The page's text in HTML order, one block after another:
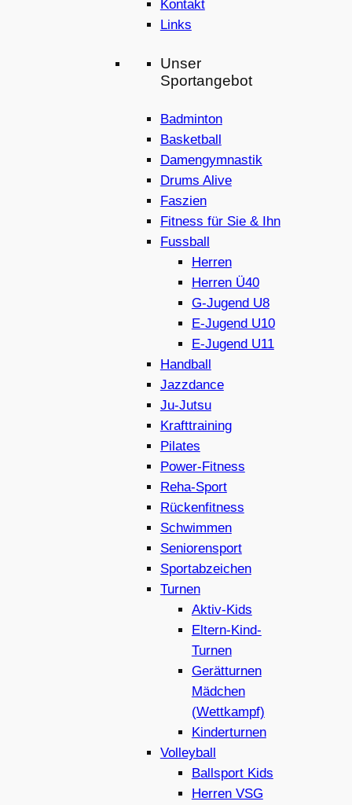
Kontakt
Links
Unser
Sportangebot
Badminton
Basketball
Damengymnastik
Drums Alive
Faszien
Fitness für Sie & Ihn
Fussball
Herren
Herren Ü40
G-Jugend U8
E-Jugend U10
E-Jugend U11
Handball
Jazzdance
Ju-Jutsu
Krafttraining
Pilates
Power-Fitness
Reha-Sport
Rückenfitness
Schwimmen
Seniorensport
Sportabzeichen
Turnen
Aktiv-Kids
Eltern-Kind-
Turnen
Gerätturnen
Mädchen
(Wettkampf)
Kinderturnen
Volleyball
Ballsport Kids
Herren VSG